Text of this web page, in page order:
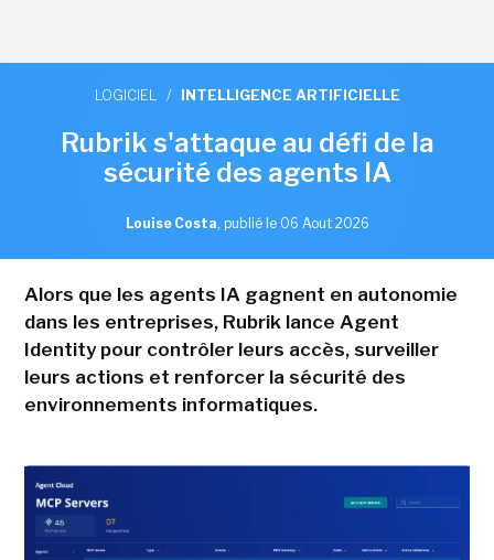
LOGICIEL / INTELLIGENCE ARTIFICIELLE
Rubrik s'attaque au défi de la
sécurité des agents IA
Louise Costa, publié le 06 Aout 2026
Alors que les agents IA gagnent en autonomie
dans les entreprises, Rubrik lance Agent
Identity pour contrôler leurs accès, surveiller
leurs actions et renforcer la sécurité des
environnements informatiques.